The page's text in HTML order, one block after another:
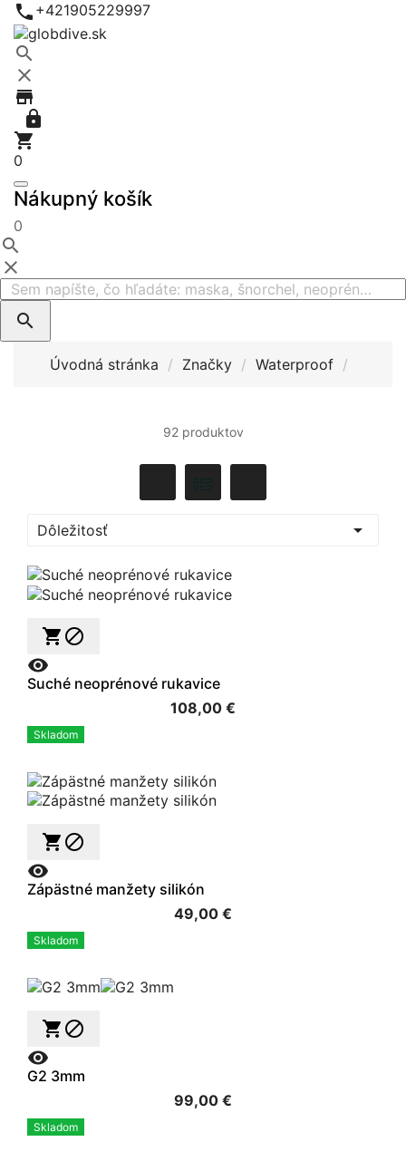
 +421905229997





0
Nákupný košík
0



Úvodná stránka Značky Waterproof
92 produktov
Dôležitosť 
 

Suché neoprénové rukavice
108,00 €
Skladom
 

Zápästné manžety silikón
49,00 €
Skladom
 

G2 3mm
99,00 €
Skladom